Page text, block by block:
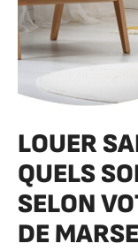
LOUER
QUELS
SELON
DE